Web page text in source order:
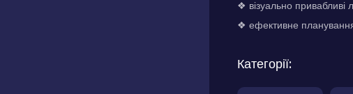
❖ візуально
❖ ефективне
Категорії: